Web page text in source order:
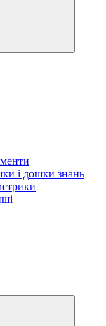
і дошки знань